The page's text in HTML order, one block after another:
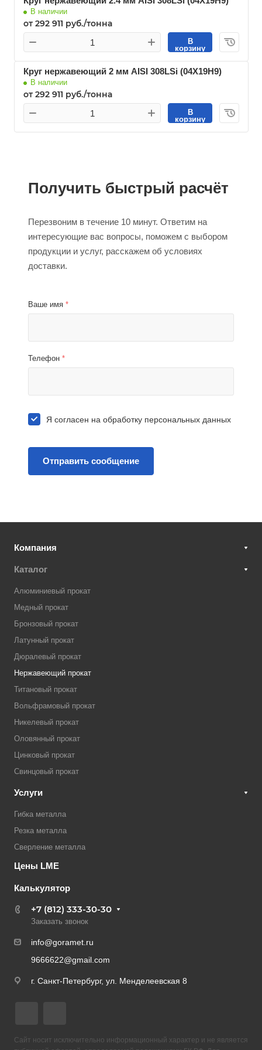
В наличии
от 292 911 руб./тонна
В
корзину
Круг нержавеющий 2 мм AISI 308LSi (04Х19Н9)
В наличии
от 292 911 руб./тонна
В
корзину
Получить быстрый расчёт
Перезвоним в течение 10 минут. Ответим на
интересующие вас вопросы, поможем с выбором
продукции и услуг, расскажем об условиях
доставки.
Ваше имя *
Телефон *
Я согласен на обработку персональных данных
Компания
Каталог
Алюминиевый прокат
Медный прокат
Бронзовый прокат
Латунный прокат
Дюралевый прокат
Нержавеющий прокат
Титановый прокат
Вольфрамовый прокат
Никелевый прокат
Оловянный прокат
Цинковый прокат
Свинцовый прокат
Услуги
Гибка металла
Резка металла
Сверление металла
Цены LME
Калькулятор
+7 (812) 333-30-30
Заказать звонок
info@goramet.ru
9666622@gmail.com
г. Санкт-Петербург, ул. Менделеевская 8
Сайт носит исключительно информационный характер и не является